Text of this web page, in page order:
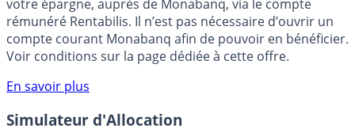
Bénéficiez de cette offre de placement sans risque pour
votre épargne, auprès de Monabanq, via le compte
rémunéré Rentabilis. Il n’est pas nécessaire d’ouvrir un
compte courant Monabanq afin de pouvoir en bénéficier.
Voir conditions sur la page dédiée à cette offre.
En savoir plus